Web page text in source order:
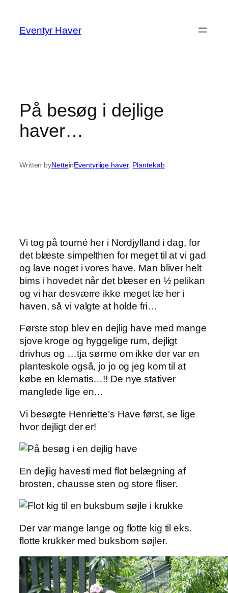
indhold
Eventyr Haver
På besøg i dejlige
haver…
Written byNetteinEventyrlige haver, Plantekøb
Vi tog på tourné her i Nordjylland i dag, for
det blæste simpelthen for meget til at vi gad
og lave noget i vores have. Man bliver helt
bims i hovedet når det blæser en ½ pelikan
og vi har desværre ikke meget læ her i
haven, så vi valgte at holde fri…
Første stop blev en dejlig have med mange
sjove kroge og hyggelige rum, dejligt
drivhus og …tja sørme om ikke der var en
planteskole også, jo jo og jeg kom til at
købe en klematis…!! De nye stativer
manglede lige en…
Vi besøgte Henriette’s Have først, se lige
hvor dejligt der er!
En dejlig havesti med flot belægning af
brosten, chausse sten og store fliser.
Der var mange lange og flotte kig til eks.
flotte krukker med buksbom søjler.